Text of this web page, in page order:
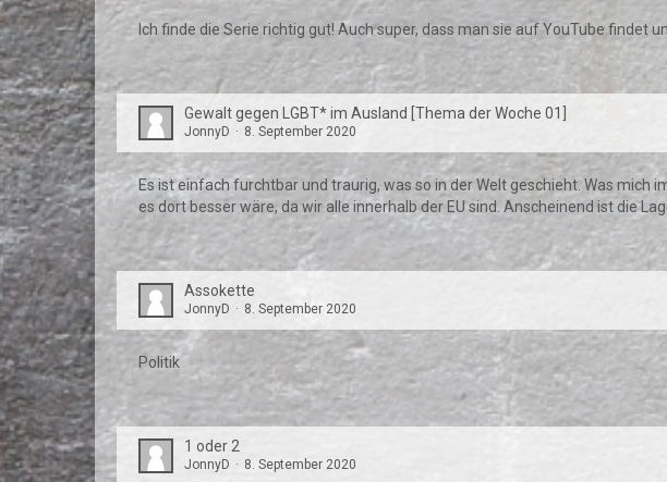
Ich finde die Serie richtig gut! Auch super, dass man sie auf YouTube findet
Gewalt gegen LGBT* im Ausland [Thema der Woche 01]
JonnyD 8. September 2020
Es ist einfach furchtbar und traurig, was so in der Welt geschieht. Was mich
es dort besser wäre, da wir alle innerhalb der EU sind. Anscheinend ist die
Assokette
JonnyD 8. September 2020
Politik
1 oder 2
JonnyD 8. September 2020